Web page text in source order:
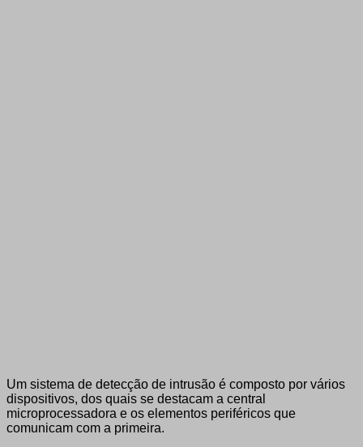
Um sistema de detecção de intrusão é composto por vários
dispositivos, dos quais se destacam a central
microprocessadora e os elementos periféricos que
comunicam com a primeira.